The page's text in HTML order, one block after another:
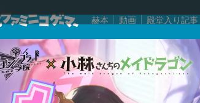
赫本 動画 殿堂入り記事